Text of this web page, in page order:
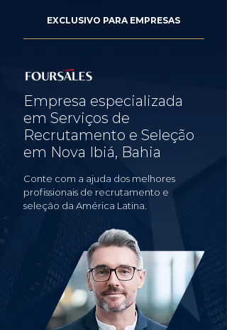
EXCLUSIVO PARA EMPRESAS
Empresa especializada
em Serviços de
Recrutamento e Seleção
em Nova Ibiá, Bahia
Conte com a ajuda dos melhores
profissionais de recrutamento e
seleção da América Latina.